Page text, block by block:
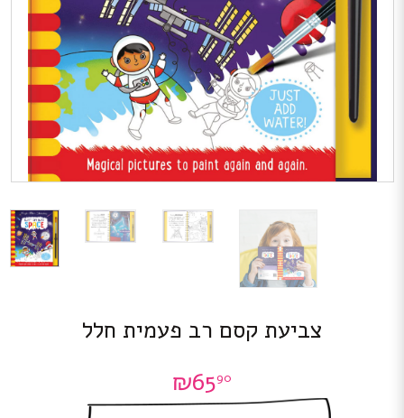
צביעת קסם רב פעמית חלל
₪6590